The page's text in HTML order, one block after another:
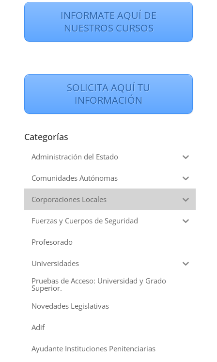
INFORMATE AQUÍ DE
NUESTROS CURSOS
SOLICITA AQUÍ TU
INFORMACIÓN
Categorías
Administración del Estado
Comunidades Autónomas
Corporaciones Locales
Fuerzas y Cuerpos de Seguridad
Profesorado
Universidades
Pruebas de Acceso: Universidad y Grado
Superior.
Novedades Legislativas
Adif
Ayudante Instituciones Penitenciarias